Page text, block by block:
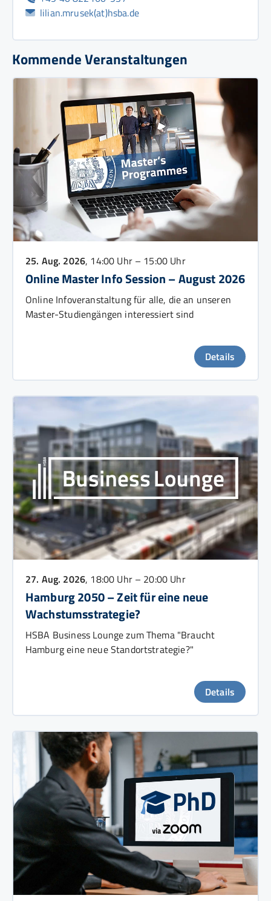
lilian.mrusek(at)hsba.de
Kommende Veranstaltungen
25. Aug. 2026, 14:00 Uhr – 15:00 Uhr
Online Master Info Session – August 2026
Online Infoveranstaltung für alle, die an unseren
Master-Studiengängen interessiert sind
Details
27. Aug. 2026, 18:00 Uhr – 20:00 Uhr
Hamburg 2050 – Zeit für eine neue
Wachstumsstrategie?
HSBA Business Lounge zum Thema "Braucht
Hamburg eine neue Standortstrategie?"
Details